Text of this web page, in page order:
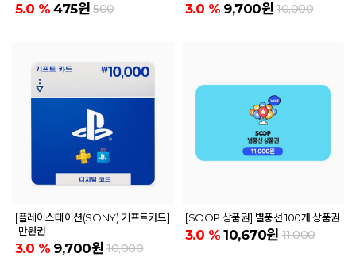
5.0 % 475원 500 3.0 % 9,700원 10,000
[플레이스테이션(SONY) 기프트카드]
1만원권
3.0 % 9,700원 10,000
[SOOP 상품권] 별풍선 100개 상품권
3.0 % 10,670원 11,000